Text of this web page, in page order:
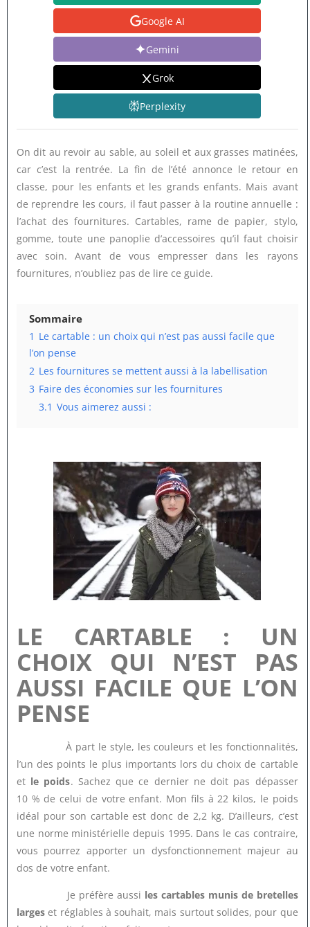
Google AI
Gemini
Grok
Perplexity
On dit au revoir au sable, au soleil et aux grasses matinées,
car c’est la rentrée. La fin de l’été annonce le retour en
classe, pour les enfants et les grands enfants. Mais avant
de reprendre les cours, il faut passer à la routine annuelle :
l’achat des fournitures. Cartables, rame de papier, stylo,
gomme, toute une panoplie d’accessoires qu’il faut choisir
avec soin. Avant de vous empresser dans les rayons
fournitures, n’oubliez pas de lire ce guide.
Sommaire
1 Le cartable : un choix qui n’est pas aussi facile que
l’on pense
2 Les fournitures se mettent aussi à la labellisation
3 Faire des économies sur les fournitures
3.1 Vous aimerez aussi :
LE CARTABLE : UN
CHOIX QUI N’EST PAS
AUSSI FACILE QUE L’ON
PENSE
À part le style, les couleurs et les fonctionnalités,
l’un des points le plus importants lors du choix de cartable
et le poids. Sachez que ce dernier ne doit pas dépasser
10 % de celui de votre enfant. Mon fils à 22 kilos, le poids
idéal pour son cartable est donc de 2,2 kg. D’ailleurs, c’est
une norme ministérielle depuis 1995. Dans le cas contraire,
vous pourrez apporter un dysfonctionnement majeur au
dos de votre enfant.
Je préfère aussi les cartables munis de bretelles
largeset réglables à souhait, mais surtout solides, pour que